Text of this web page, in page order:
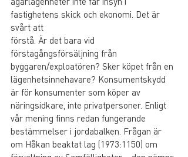
fastighetens skick och ekonomi. Det är
svårt att
förstå. Är det bara vid
förstagångsförsäljning från
byggaren/exploatören? Sker köpet från en
lägenhetsinnehavare? Konsumentskydd
är för konsumenter som köper av
näringsidkare, inte privatpersoner. Enligt
vår mening finns redan fungerande
bestämmelser i jordabalken. Frågan är
om Håkan beaktat lag (1973:1150) om